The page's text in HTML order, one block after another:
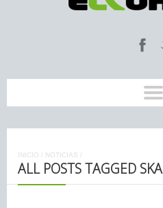
INICIO / NOTICIAS /
ALL POSTS TAGGED SKA